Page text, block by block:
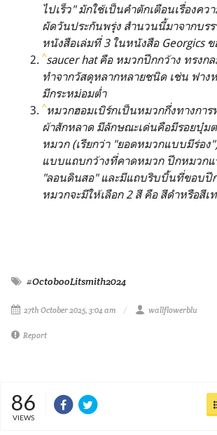
ไปเร็ว" มักใช้เป็นคำตักเตือนเรื่องคว
ผัดวันประกันพรุ่ง สำนวนนี้มาจากบร
หนังสือเล่มที่ 3 ในหนังสือ Georgics ข
^saucer hat คือ หมวกปีกกว้าง ทรงก
ทำจากวัสดุหลากหลายชนิด เช่น ฟาง
มีกระหม่อมต่ำ
^หมวกฮอมเบิร์กเป็นหมวกกึ่งทางกา
ผ้าสักหลาด มีลักษณะเด่นคือมีรอยบุ๋ม
หมวก (เรียกว่า "ยอดหมวกแบบมีร่อ
แบบแถบกว้างที่คาดหมวก ปีกหมวก
"ลอนดินสอ" และมีแถบริบบิ้นที่ขอบปี
หมวกจะมีให้เลือก 2 สี คือ สีดำหรือสีเ
#OctobooLitsmith2024
27th October 2025, 3:04 am wallflowerblu
Report
86
VIEWS